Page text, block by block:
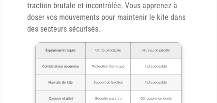
traction brutale et incontrôlée. Vous apprenez à
doser vos mouvements pour maintenir le kite dans
des secteurs sécurisés.
Équipement requis Utilité principale Niveau de priorité
Combinaison néoprène Protection thermique Indispensable
Harnais de kite Support de traction Indispensable
Casque et gilet Sécurité passive Obligatoire en école